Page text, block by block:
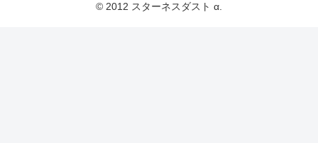
© 2012 スターネスダスト α.